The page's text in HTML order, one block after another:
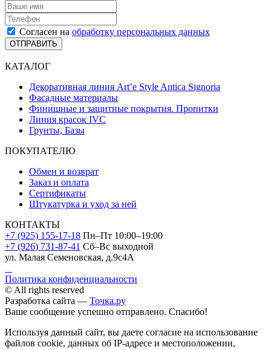
Согласен на обработку персональных данных
ОТПРАВИТЬ
КАТАЛОГ
Декоративная линия Art’e Style Antica Signoria
Фасадные материалы
Финишные и защитные покрытия. Пропитки
Линия красок IVC
Грунты, Базы
ПОКУПАТЕЛЮ
Обмен и возврат
Заказ и оплата
Сертификаты
Штукатурка и уход за ней
КОНТАКТЫ
+7 (925) 155-17-18 Пн–Пт 10:00–19:00
+7 (926) 731-87-41 Сб–Вс выходной
ул. Малая Семеновская, д.9с4А
Политика конфиденциальности
© All rights reserved
Разработка сайта — Точка.ру
Ваше сообщение успешно отправлено. Спасибо!
Используя данный сайт, вы даете согласие на использование
файлов cookie, данных об IP-адресе и местоположении,